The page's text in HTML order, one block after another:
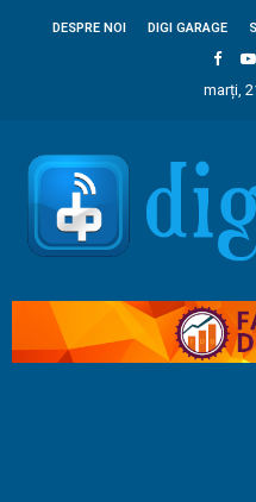
DESPRE NOI DIGI GARAGE
marți,